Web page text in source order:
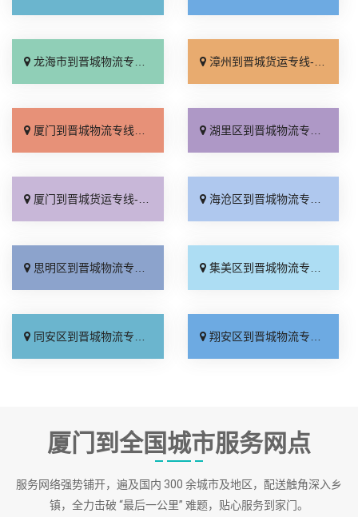
龙海市到晋城物流专线_服务周到「高速快运」 漳州到晋城货运专线-漳州到晋城物流公司_多少公里「物流拼车」
厦门到晋城物流专线_直达特快专线「一站直达」 湖里区到晋城物流专线_运费多少「损坏理赔」
厦门到晋城货运专线-厦门到晋城物流公司_全境派送「上门取件」 海沧区到晋城物流专线_专业可靠「一站式托运」
思明区到晋城物流专线_收费标准「计费标准」 集美区到晋城物流专线_保证时效「放心物流」
同安区到晋城物流专线_专线直达「无需中转」 翔安区到晋城物流专线_全境派送「合同承运」
厦门到全国城市服务网点
服务网络强势铺开，遍及国内 300 余城市及地区，配送触角深入乡
镇，全力击破 “最后一公里” 难题，贴心服务到家门。